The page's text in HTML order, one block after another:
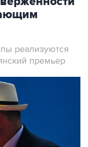
реализуются
премьер